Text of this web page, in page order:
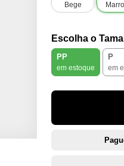
Bege
Escolha o
PP
em estoque
P
em